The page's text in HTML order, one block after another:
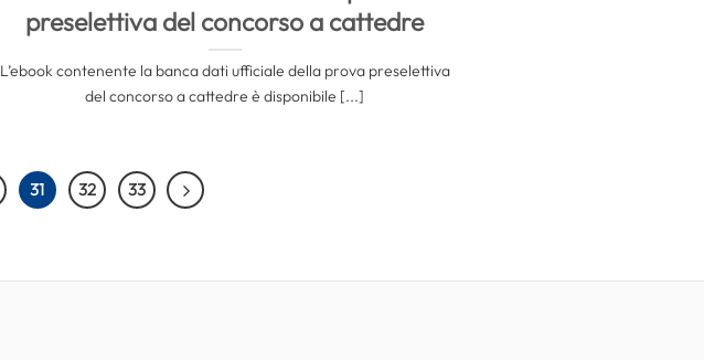
preselettiva del concorso a cattedre
L’ebook contenente la banca dati ufficiale della prova preselettiva
del concorso a cattedre è disponibile [...]
31 32 33